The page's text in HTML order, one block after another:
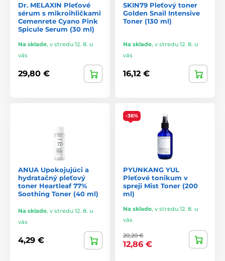
Dr. MELAXIN Pleťové
sérum s mikroihličkami
Cemenrete Cyano Pink
Spicule Serum (30 ml)
Na sklade, v stredu 12. 8. u
vás
29,80 €
SKIN79 Pleťový toner
Golden Snail Intensive
Toner (130 ml)
Na sklade, v stredu 12. 8. u
vás
16,12 €
ANUA Upokojujúci a
hydratačný pleťový
toner Heartleaf 77%
Soothing Toner (40 ml)
Na sklade, v stredu 12. 8. u
vás
4,29 €
-36%
PYUNKANG YUL
Pleťové tonikum v
spreji Mist Toner (200
ml)
Na sklade, v stredu 12. 8. u
vás
20,20 €
12,86 €